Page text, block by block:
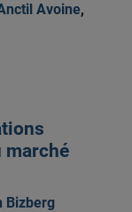
Avoine,
marché
Bizberg